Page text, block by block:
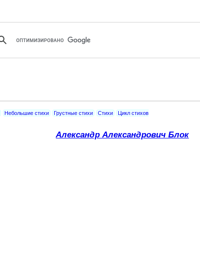
Небольшие стихи Грустные стихи Стихи
Цикл стихов
Александр Александрович Блок